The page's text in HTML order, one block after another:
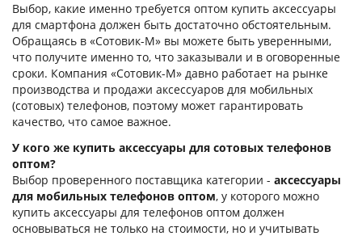
Выбор, какие именно требуется оптом купить аксессуары
для смартфона должен быть достаточно обстоятельным.
Обращаясь в «Сотовик-М» вы можете быть уверенными,
что получите именно то, что заказывали и в оговоренные
сроки. Компания «Сотовик-М» давно работает на рынке
производства и продажи аксессуаров для мобильных
(сотовых) телефонов, поэтому может гарантировать
качество, что самое важное.
У кого же купить аксессуары для сотовых телефонов
оптом?
Выбор проверенного поставщика категории - аксессуары
для мобильных телефонов оптом, у которого можно
купить аксессуары для телефонов оптом должен
основываться не только на стоимости, но и учитывать